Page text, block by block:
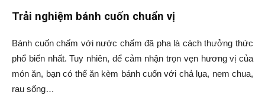
Trải nghiệm bánh cuốn chuẩn vị
Bánh cuốn chấm với nước chấm đã pha là cách thưởng thức
phổ biến nhất. Tuy nhiên, để cảm nhận trọn vẹn hương vị của
món ăn, bạn có thể ăn kèm bánh cuốn với chả lụa, nem chua,
rau sống…